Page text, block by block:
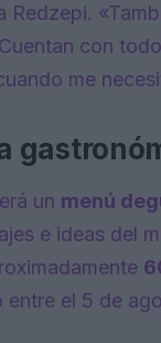
Redzepi.
con
me
un menú
e ideas del
el 5 de